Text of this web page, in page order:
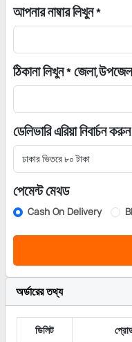
আপনার নাম্বার লিখুন *
ঠিকানা লিখুন *
ডেলিভারি এরিয়া নিবার্চন
পেমেন্ট মেথড
Cash On Delivery
অর্ডারের তথ্য
ডিলিট